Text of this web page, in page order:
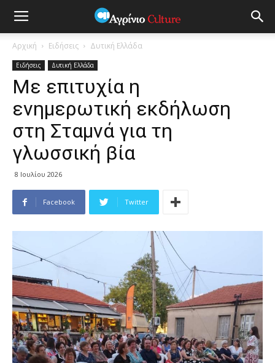
Αρχική Ειδήσεις Δυτική Ελλάδα
Ειδήσεις Δυτική Ελλάδα
Με επιτυχία η
ενημερωτική εκδήλωση
στη Σταμνά για τη
γλωσσική βία
8 Ιουλίου 2026
Facebook Twitter